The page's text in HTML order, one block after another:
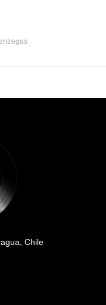
Chile